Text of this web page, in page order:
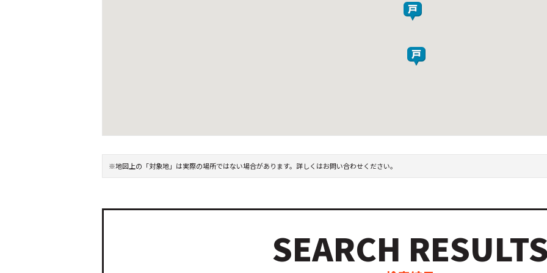
※地図上の「対象地」は実際の場所ではない場合があります。詳しくはお問い合わせください。
SEARCH